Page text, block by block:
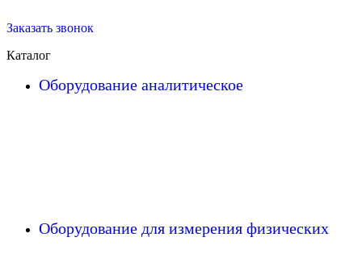
Заказать звонок
Каталог
Оборудование аналитическое
Оборудование для измерения физических